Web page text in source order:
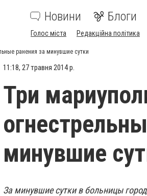
Новини Блоги
Голос міста Редакційна політика
ранения за минувшие сутки
11:18, 27 травня 2014 р.
Три
минувшие
За минувшие сутки в больницы